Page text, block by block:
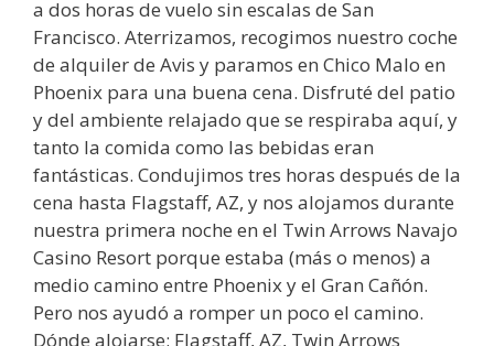
a dos horas de vuelo sin escalas de San
Francisco. Aterrizamos, recogimos nuestro coche
de alquiler de Avis y paramos en Chico Malo en
Phoenix para una buena cena. Disfruté del patio
y del ambiente relajado que se respiraba aquí, y
tanto la comida como las bebidas eran
fantásticas. Condujimos tres horas después de la
cena hasta Flagstaff, AZ, y nos alojamos durante
nuestra primera noche en el Twin Arrows Navajo
Casino Resort porque estaba (más o menos) a
medio camino entre Phoenix y el Gran Cañón.
Pero nos ayudó a romper un poco el camino.
Dónde alojarse: Flagstaff, AZ, Twin Arrows